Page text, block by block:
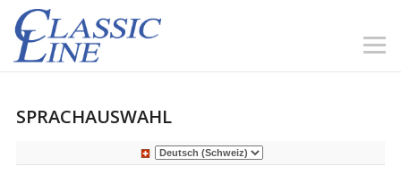
SPRACHAUSWAHL